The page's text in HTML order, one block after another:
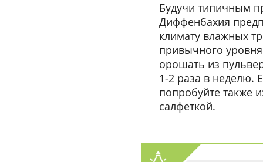
Будучи типичным
Диффенбахия
климату влажных
привычного
орошать из
1-2 раза в неделю.
попробуйте также
салфеткой.